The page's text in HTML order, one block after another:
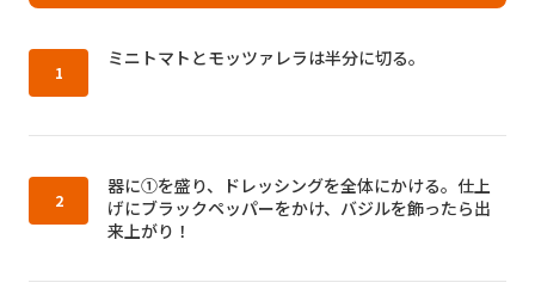
作り方1：
ミニトマトとモッツァレラは半分に切る。
作り方2：
器に①を盛り、ドレッシングを全体にかける。仕上
げにブラックペッパーをかけ、バジルを飾ったら出
来上がり！